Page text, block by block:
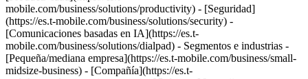
mobile.com/business/solutions/productivity) - [Seguridad]
(https://es.t-mobile.com/business/solutions/security) -
[Comunicaciones basadas en IA](https://es.t-
mobile.com/business/solutions/dialpad) - Segmentos e industrias -
[Pequeña/mediana empresa](https://es.t-mobile.com/business/small-
midsize-business) - [Compañía](https://es.t-